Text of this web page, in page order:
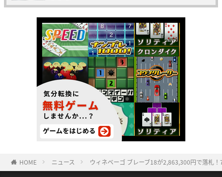
HOME ニュース ウィネベーゴ ブレーブ18が2,863,300円で落札